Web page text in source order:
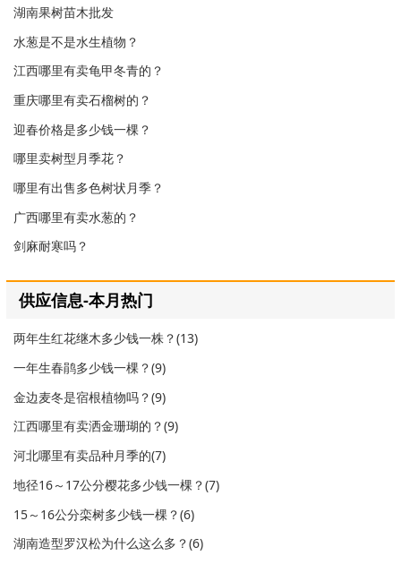
湖南果树苗木批发
水葱是不是水生植物？
江西哪里有卖龟甲冬青的？
重庆哪里有卖石榴树的？
迎春价格是多少钱一棵？
哪里卖树型月季花？
哪里有出售多色树状月季？
广西哪里有卖水葱的？
剑麻耐寒吗？
供应信息-本月热门
两年生红花继木多少钱一株？(13)
一年生春鹃多少钱一棵？(9)
金边麦冬是宿根植物吗？(9)
江西哪里有卖洒金珊瑚的？(9)
河北哪里有卖品种月季的(7)
地径16～17公分樱花多少钱一棵？(7)
15～16公分栾树多少钱一棵？(6)
湖南造型罗汉松为什么这么多？(6)